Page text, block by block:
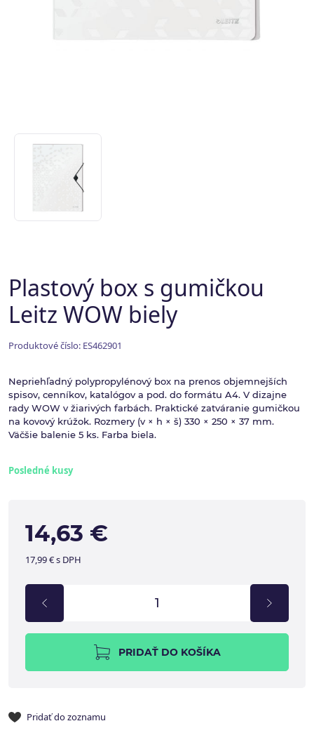
Plastový box s gumičkou
Leitz WOW biely
Produktové číslo: ES462901
Nepriehľadný polypropylénový box na prenos objemnejších
spisov, cenníkov, katalógov a pod. do formátu A4. V dizajne
rady WOW v žiarivých farbách. Praktické zatváranie gumičkou
na kovový krúžok. Rozmery (v × h × š) 330 × 250 × 37 mm.
Väčšie balenie 5 ks. Farba biela.
Posledné kusy
14,63 €
17,99 € s DPH
PRIDAŤ DO KOŠÍKA
Pridať do zoznamu